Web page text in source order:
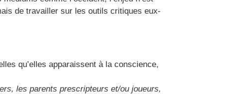
de travailler sur les outils critiques eux-
qu’elles apparaissent à la conscience,
les parents prescripteurs et/ou joueurs,